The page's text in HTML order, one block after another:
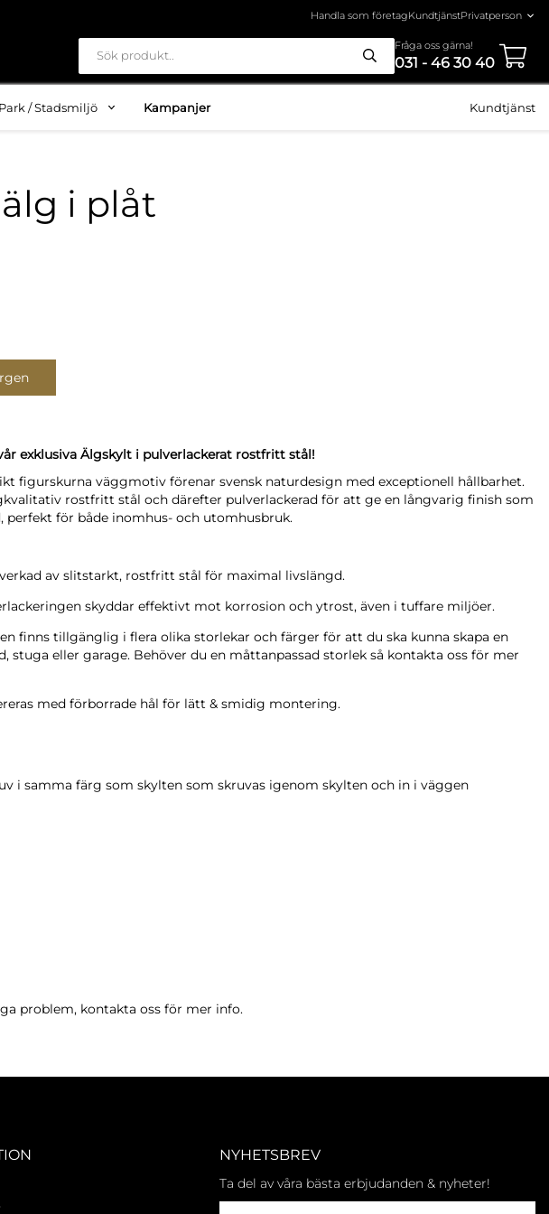
Handla som företagKundtjänst
Fråga oss gärna!
031 - 46 30 40
Park / Stadsmiljö Kampanjer Kundtjänst
i plåt
exklusiva Älgskylt i pulverlackerat rostfritt stål!
figurskurna väggmotiv förenar svensk naturdesign med exceptionell hållbarhet.
rostfritt stål och därefter pulverlackerad för att ge en långvarig finish som
perfekt för både inomhus- och utomhusbruk.
av slitstarkt, rostfritt stål för maximal livslängd.
skyddar effektivt mot korrosion och ytrost, även i tuffare miljöer.
finns tillgänglig i flera olika storlekar och färger för att du ska kunna skapa en
stuga eller garage. Behöver du en måttanpassad storlek så kontakta oss för mer
med förborrade hål för lätt & smidig montering.
i samma färg som skylten som skruvas igenom skylten och in i väggen
problem, kontakta oss för mer info.
NYHETSBREV
Ta del av våra bästa erbjudanden & nyheter!